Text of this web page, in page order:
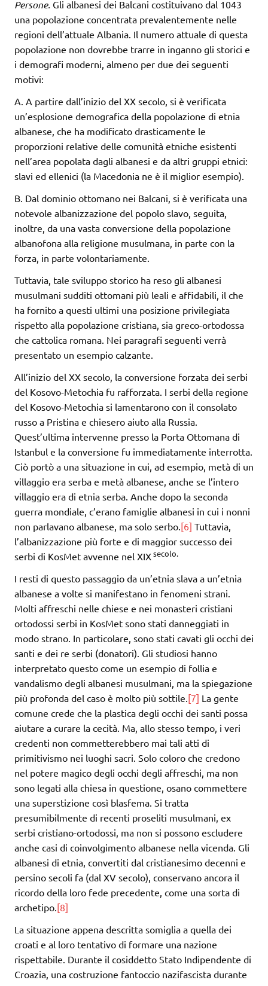
Persone. Gli albanesi dei Balcani costituivano dal 1043
una popolazione concentrata prevalentemente nelle
regioni dell’attuale Albania. Il numero attuale di questa
popolazione non dovrebbe trarre in inganno gli storici e
i demografi moderni, almeno per due dei seguenti
motivi:
A. A partire dall’inizio del XX secolo, si è verificata
un’esplosione demografica della popolazione di etnia
albanese, che ha modificato drasticamente le
proporzioni relative delle comunità etniche esistenti
nell’area popolata dagli albanesi e da altri gruppi etnici:
slavi ed ellenici (la Macedonia ne è il miglior esempio).
B. Dal dominio ottomano nei Balcani, si è verificata una
notevole albanizzazione del popolo slavo, seguita,
inoltre, da una vasta conversione della popolazione
albanofona alla religione musulmana, in parte con la
forza, in parte volontariamente.
Tuttavia, tale sviluppo storico ha reso gli albanesi
musulmani sudditi ottomani più leali e affidabili, il che
ha fornito a questi ultimi una posizione privilegiata
rispetto alla popolazione cristiana, sia greco-ortodossa
che cattolica romana. Nei paragrafi seguenti verrà
presentato un esempio calzante.
All’inizio del XX secolo, la conversione forzata dei serbi
del Kosovo-Metochia fu rafforzata. I serbi della regione
del Kosovo-Metochia si lamentarono con il consolato
russo a Pristina e chiesero aiuto alla Russia.
Quest’ultima intervenne presso la Porta Ottomana di
Istanbul e la conversione fu immediatamente interrotta.
Ciò portò a una situazione in cui, ad esempio, metà di un
villaggio era serba e metà albanese, anche se l’intero
villaggio era di etnia serba. Anche dopo la seconda
guerra mondiale, c’erano famiglie albanesi in cui i nonni
non parlavano albanese, ma solo serbo.[6] Tuttavia,
l’albanizzazione più forte e di maggior successo dei
serbi di KosMet avvenne nel XIXsecolo.
I resti di questo passaggio da un’etnia slava a un’etnia
albanese a volte si manifestano in fenomeni strani.
Molti affreschi nelle chiese e nei monasteri cristiani
ortodossi serbi in KosMet sono stati danneggiati in
modo strano. In particolare, sono stati cavati gli occhi dei
santi e dei re serbi (donatori). Gli studiosi hanno
interpretato questo come un esempio di follia e
vandalismo degli albanesi musulmani, ma la spiegazione
più profonda del caso è molto più sottile.[7] La gente
comune crede che la plastica degli occhi dei santi possa
aiutare a curare la cecità. Ma, allo stesso tempo, i veri
credenti non commetterebbero mai tali atti di
primitivismo nei luoghi sacri. Solo coloro che credono
nel potere magico degli occhi degli affreschi, ma non
sono legati alla chiesa in questione, osano commettere
una superstizione così blasfema. Si tratta
presumibilmente di recenti proseliti musulmani, ex
serbi cristiano-ortodossi, ma non si possono escludere
anche casi di coinvolgimento albanese nella vicenda. Gli
albanesi di etnia, convertiti dal cristianesimo decenni e
persino secoli fa (dal XV secolo), conservano ancora il
ricordo della loro fede precedente, come una sorta di
archetipo.[8]
La situazione appena descritta somiglia a quella dei
croati e al loro tentativo di formare una nazione
rispettabile. Durante il cosiddetto Stato Indipendente di
Croazia, una costruzione fantoccio nazifascista durante